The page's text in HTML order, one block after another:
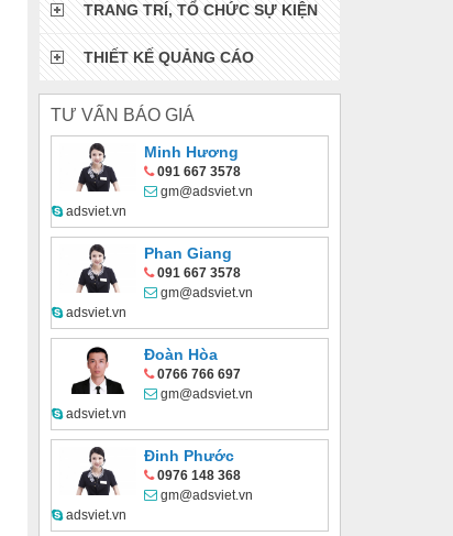
TRANG TRÍ, TỔ CHỨC SỰ KIỆN
THIẾT KẾ QUẢNG CÁO
TƯ VẤN BÁO GIÁ
Minh Hương
091 667 3578
gm@adsviet.vn
adsviet.vn
Phan Giang
091 667 3578
gm@adsviet.vn
adsviet.vn
Đoàn Hòa
0766 766 697
gm@adsviet.vn
adsviet.vn
Đinh Phước
0976 148 368
gm@adsviet.vn
adsviet.vn